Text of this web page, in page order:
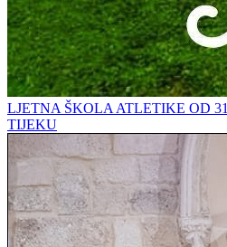
LJETNA ŠKOLA ATLETIKE OD
TIJEKU